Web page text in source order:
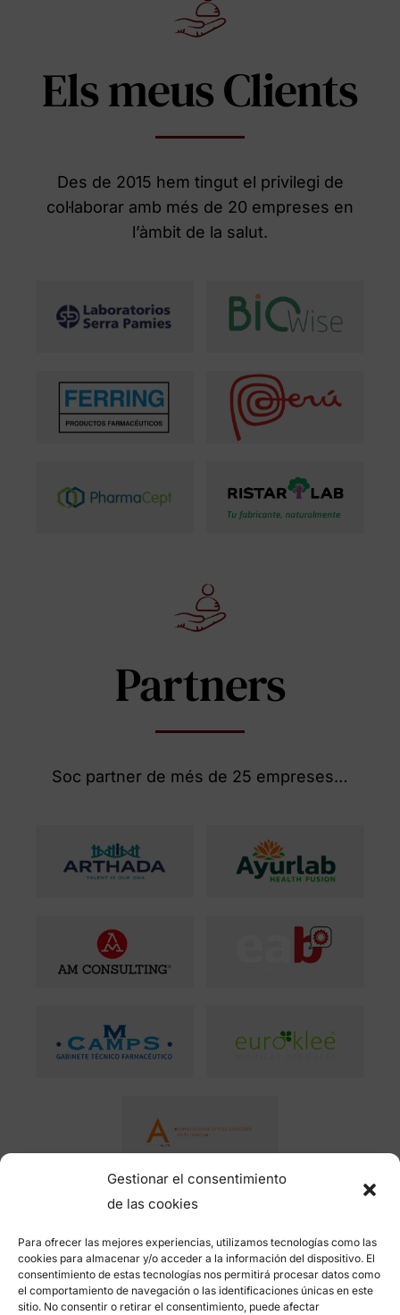
Gestionar el consentimiento
de las cookies
Para ofrecer las mejores experiencias, utilizamos tecnologías como las
cookies para almacenar y/o acceder a la información del dispositivo. El
consentimiento de estas tecnologías nos permitirá procesar datos como
el comportamiento de navegación o las identificaciones únicas en este
sitio. No consentir o retirar el consentimiento, puede afectar
Els meus Clients
Des de 2015 hem tingut el privilegi de
col·laborar amb més de 20 empreses en
l’àmbit de la salut.
Partners
Soc partner de més de 25 empreses…
Obtingui una